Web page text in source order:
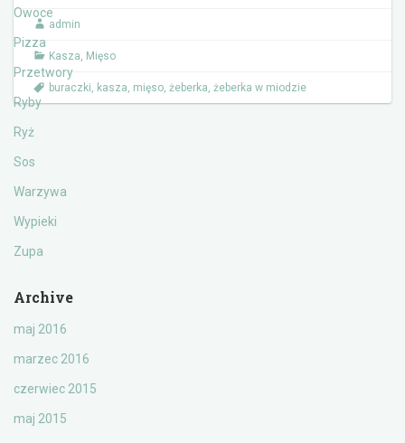
Owoce
Pizza
Przetwory
Ryby
Ryż
Sos
Warzywa
Wypieki
Zupa
Archive
maj 2016
marzec 2016
czerwiec 2015
maj 2015
admin
Kasza, Mięso
buraczki, kasza, mięso, żeberka, żeberka w miodzie